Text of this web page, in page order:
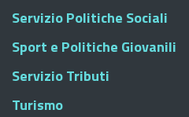
Servizio Politiche Sociali
Sport e Politiche Giovanili
Servizio Tributi
Turismo